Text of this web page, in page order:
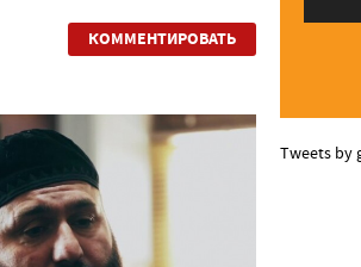
КОММЕНТИРОВАТЬ
Tweets by